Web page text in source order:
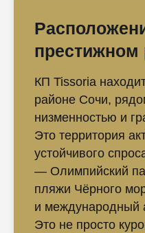
престижном
КП Tissoria
районе Сочи,
низменностью и
Это территория
устойчивого
— Олимпийский
пляжи Чёрного
и международный
Это не просто